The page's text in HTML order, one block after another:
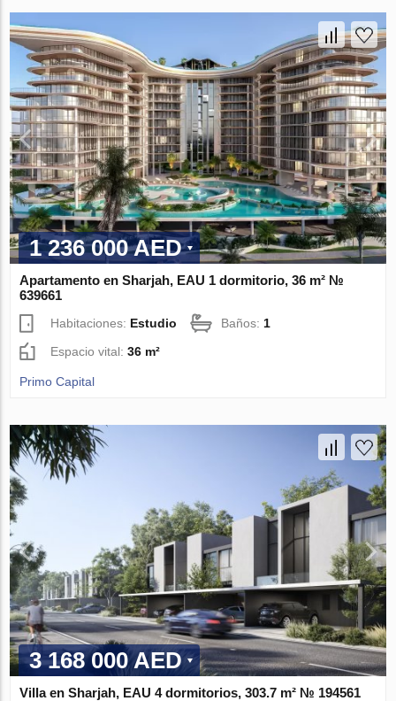
1 236 000 AED
Apartamento en Sharjah, EAU 1 dormitorio, 36 m² №
639661
Habitaciones: Estudio Baños: 1
Espacio vital:36 m²
Primo Capital
3 168 000 AED
Villa en Sharjah, EAU 4 dormitorios, 303.7 m² № 194561